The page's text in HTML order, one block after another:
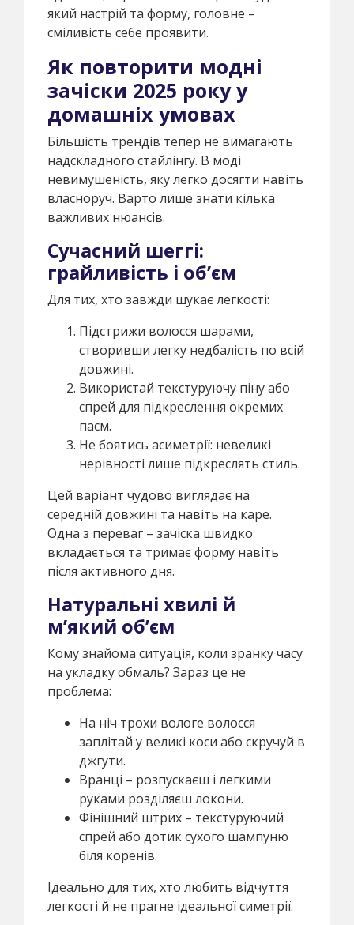
який настрій та форму, головне –
сміливість себе проявити.
Як повторити модні
зачіски 2025 року у
домашніх умовах
Більшість трендів тепер не вимагають
надскладного стайлінгу. В моді
невимушеність, яку легко досягти навіть
власноруч. Варто лише знати кілька
важливих нюансів.
Сучасний шеггі:
грайливість і об’єм
Для тих, хто завжди шукає легкості:
Підстрижи волосся шарами,
створивши легку недбалість по всій
довжині.
Використай текстуруючу піну або
спрей для підкреслення окремих
пасм.
Не боятись асиметрії: невеликі
нерівності лише підкреслять стиль.
Цей варіант чудово виглядає на
середній довжині та навіть на каре.
Одна з переваг – зачіска швидко
вкладається та тримає форму навіть
після активного дня.
Натуральні хвилі й
м’який об’єм
Кому знайома ситуація, коли зранку часу
на укладку обмаль? Зараз це не
проблема:
На ніч трохи вологе волосся
заплітай у великі коси або скручуй в
джгути.
Вранці – розпускаєш і легкими
руками розділяєш локони.
Фінішний штрих – текстуруючий
спрей або дотик сухого шампуню
біля коренів.
Ідеально для тих, хто любить відчуття
легкості й не прагне ідеальної симетрії.